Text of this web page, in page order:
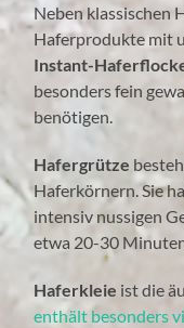
Neben klassischen
Haferprodukte mit
Instant-
besonders fein
benötigen.
Hafergrütze
Haferkörnern. Sie
intensiv nussigen
etwa 20-30
Haferkleie ist die
enthält besonders